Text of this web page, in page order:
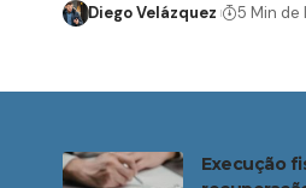
Diego Velázquez 5 Min de
Execução